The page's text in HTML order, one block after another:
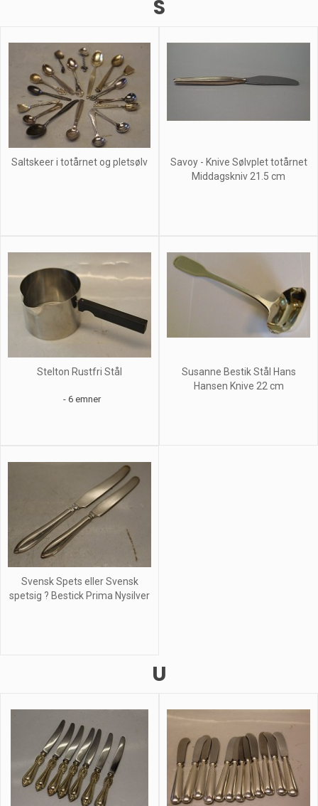
S
Saltskeer i totårnet og pletsølv
Savoy - Knive Sølvplet totårnet
Middagskniv 21.5 cm
Stelton Rustfri Stål
- 6 emner
Susanne Bestik Stål Hans
Hansen Knive 22 cm
Svensk Spets eller Svensk
spetsig ? Bestick Prima Nysilver
U